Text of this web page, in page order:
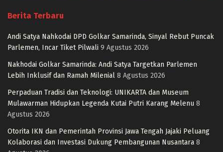
Berita Terbaru
Andi Satya Nahkodai DPD Golkar Samarinda, Sinyal Rebut Puncak
Parlemen, Incar Tiket Pilwali 9 Agustus 2026
Nakhodai Golkar Samarinda: Andi Satya Targetkan Parlemen
Lebih Inklusif dan Ramah Milenial 8 Agustus 2026
Perpaduan Tradisi dan Teknologi: UNIKARTA dan Museum
Mulawarman Hidupkan Legenda Kutai Putri Karang Melenu 8
Agustus 2026
Otorita IKN dan Pemerintah Provinsi Jawa Tengah Jajaki Peluang
Kolaborasi dan Investasi Dukung Pembangunan Nusantara 8